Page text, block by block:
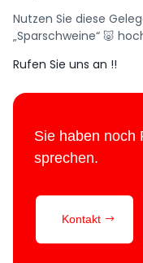
Nutzen Sie diese
„Sparschweine“ 🐷
Rufen Sie uns an !!
Sie haben noch
sprechen.
Kontakt